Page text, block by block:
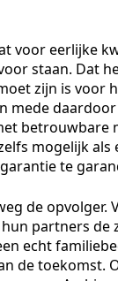
voor eerlijke
staan. Dat
zijn is voor
mede
betrouwbare
mogelijk als
te
de opvolger.
partners de
echt
de toekomst.